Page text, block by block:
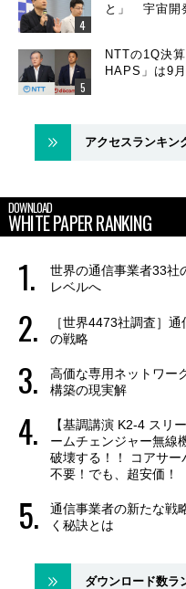
と」 宇宙開
NTTの1Q決
HAPS」は9
アクセスランキン
DOWNLOAD
WHITE PAPER RANKING
世界の通信事業者33社
レベルへ
［世界4473社調査］
の戦略
高価な専用ネットワー
構築の現実解
【基調講演 K2-4 スリ
ームチェンジャー無線
破壊する！！ コアサー
不要！でも、超安価
通信事業者の新たな
く秘訣とは
ダウンロード数ラ